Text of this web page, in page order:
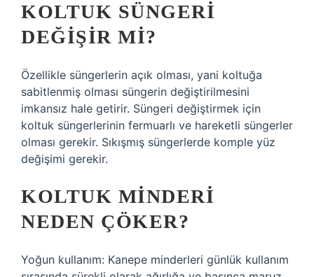
KOLTUK SÜNGERI
DEĞIŞIR MI?
Özellikle süngerlerin açık olması, yani koltuğa
sabitlenmiş olması süngerin değiştirilmesini
imkansız hale getirir. Süngeri değiştirmek için
koltuk süngerlerinin fermuarlı ve hareketli süngerler
olması gerekir. Sıkışmış süngerlerde komple yüz
değişimi gerekir.
KOLTUK MINDERI
NEDEN ÇÖKER?
Yoğun kullanım: Kanepe minderleri günlük kullanım